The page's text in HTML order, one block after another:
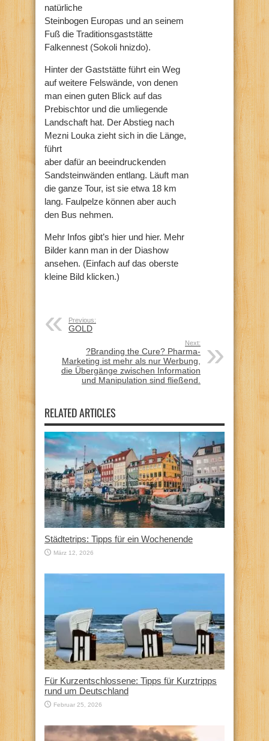
natürliche
Steinbogen Europas und an seinem
Fuß die Traditionsgaststätte
Falkennest (Sokoli hnizdo).
Hinter der Gaststätte führt ein Weg
auf weitere Felswände, von denen
man einen guten Blick auf das
Prebischtor und die umliegende
Landschaft hat. Der Abstieg nach
Mezni Louka zieht sich in die Länge,
führt
aber dafür an beeindruckenden
Sandsteinwänden entlang. Läuft man
die ganze Tour, ist sie etwa 18 km
lang. Faulpelze können aber auch
den Bus nehmen.
Mehr Infos gibt’s hier und hier. Mehr
Bilder kann man in der Diashow
ansehen. (Einfach auf das oberste
kleine Bild klicken.)
Previous:
GOLD
Next:
?Branding the Cure? Pharma-
Marketing ist mehr als nur Werbung,
die Übergänge zwischen Information
und Manipulation sind fließend.
RELATED ARTICLES
Städtetrips: Tipps für ein Wochenende
März 12, 2026
Für Kurzentschlossene: Tipps für Kurztripps
rund um Deutschland
Februar 25, 2026